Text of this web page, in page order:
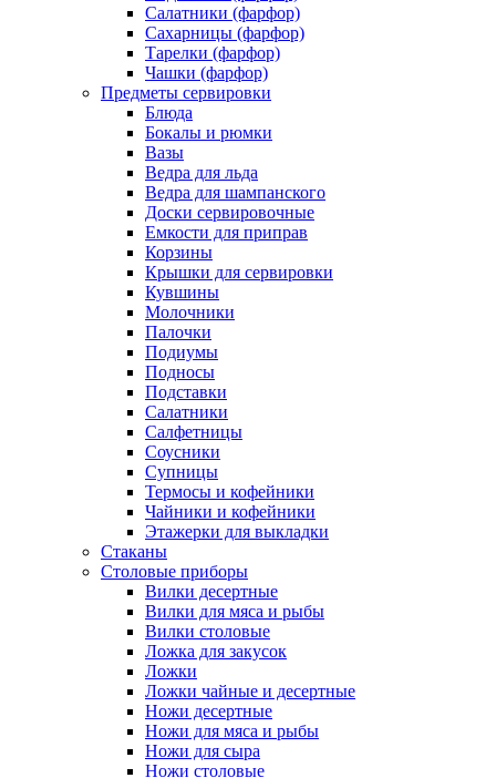
Салатники (фарфор)
Сахарницы (фарфор)
Тарелки (фарфор)
Чашки (фарфор)
Предметы сервировки
Блюда
Бокалы и рюмки
Вазы
Ведра для льда
Ведра для шампанского
Доски сервировочные
Емкости для приправ
Корзины
Крышки для сервировки
Кувшины
Молочники
Палочки
Подиумы
Подносы
Подставки
Салатники
Салфетницы
Соусники
Супницы
Термосы и кофейники
Чайники и кофейники
Этажерки для выкладки
Стаканы
Столовые приборы
Вилки десертные
Вилки для мяса и рыбы
Вилки столовые
Ложка для закусок
Ложки
Ложки чайные и десертные
Ножи десертные
Ножи для мяса и рыбы
Ножи для сыра
Ножи столовые